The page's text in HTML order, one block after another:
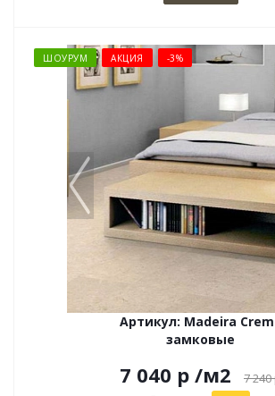
ШОУРУМ АКЦИЯ -3%
Артикул: Madeira
замковые
7 040 р /м2 7 240